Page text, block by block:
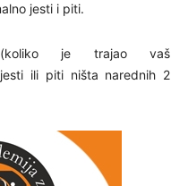
jesti i piti.
je trajao vaš
ili piti ništa narednih 2